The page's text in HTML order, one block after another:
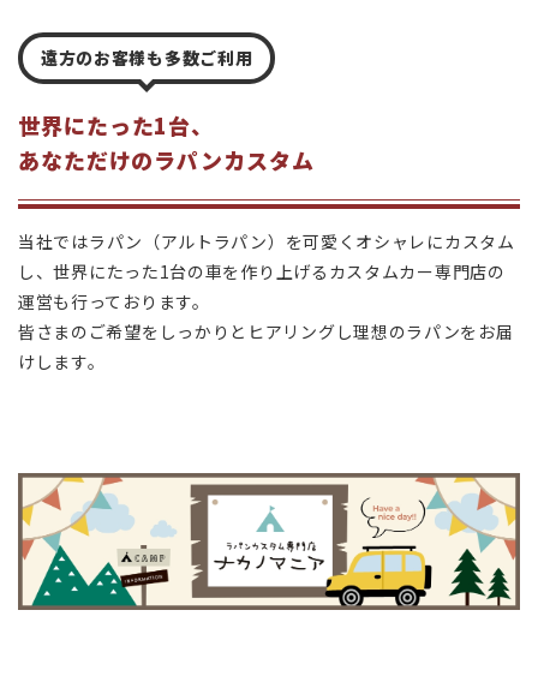
遠方のお客様も多数ご利用
世界にたった1台、
あなただけのラパンカスタム
当社ではラパン（アルトラパン）を可愛くオシャレにカスタム
し、世界にたった1台の車を作り上げるカスタムカー専門店の
運営も行っております。
皆さまのご希望をしっかりとヒアリングし理想のラパンをお届
けします。